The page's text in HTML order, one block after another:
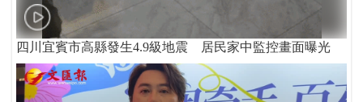
四川宜賓市高縣發生4.9級地震 居民家中監控畫面曝光